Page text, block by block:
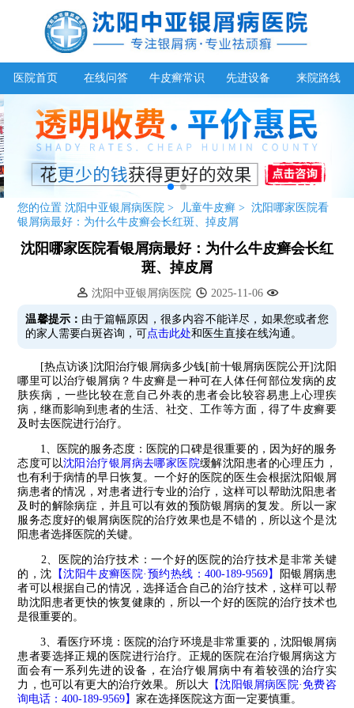
医院首页 在线问答 牛皮癣常识 先进设备 来院路线
您的位置 沈阳中亚银屑病医院> 儿童牛皮癣>沈阳哪家医院看
银屑病最好：为什么牛皮癣会长红斑、掉皮屑
沈阳哪家医院看银屑病最好：为什么牛皮癣会长红
斑、掉皮屑
沈阳中亚银屑病医院 2025-11-06
温馨提示： 由于篇幅原因，很多内容不能详尽，如果您或者您
的家人需要白斑咨询，可点击此处和医生直接在线沟通。
[热点访谈]沈阳治疗银屑病多少钱[前十银屑病医院公开]沈阳
哪里可以治疗银屑病？牛皮癣是一种可在人体任何部位发病的皮
肤疾病，一些比较在意自己外表的患者会比较容易患上心理疾
病，继而影响到患者的生活、社交、工作等方面，得了牛皮癣要
及时去医院进行治疗。
1、医院的服务态度：医院的口碑是很重要的，因为好的服务
态度可以沈阳治疗银屑病去哪家医院缓解沈阳患者的心理压力，
也有利于病情的早日恢复。一个好的医院的医生会根据沈阳银屑
病患者的情况，对患者进行专业的治疗，这样可以帮助沈阳患者
及时的解除病症，并且可以有效的预防银屑病的复发。所以一家
服务态度好的银屑病医院的治疗效果也是不错的，所以这个是沈
阳患者选择医院的关键。
2、医院的治疗技术：一个好的医院的治疗技术是非常关键
的，沈 【沈阳牛皮癣医院·预约热线：400-189-9569】 阳银屑病患
者可以根据自己的情况，选择适合自己的治疗技术，这样可以帮
助沈阳患者更快的恢复健康的，所以一个好的医院的治疗技术也
是很重要的。
3、看医疗环境：医院的治疗环境是非常重要的，沈阳银屑病
患者要选择正规的医院进行治疗。正规的医院在治疗银屑病这方
面会有一系列先进的设备，在治疗银屑病中有着较强的治疗实
力，也可以有更大的治疗效果。所以大 【沈阳银屑病医院·免费咨
询电话：400-189-9569】家在选择医院这方面一定要慎重。